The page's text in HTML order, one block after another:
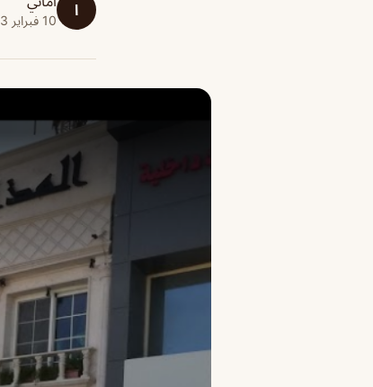
ا
10 فبراير 2023 · 1 دقائق قراءة